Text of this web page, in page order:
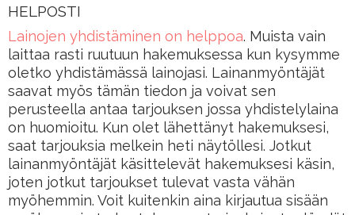
HELPOSTI
Lainojen yhdistäminen on helppoa. Muista vain
laittaa rasti ruutuun hakemuksessa kun kysymme
oletko yhdistämässä lainojasi. Lainanmyöntäjät
saavat myös tämän tiedon ja voivat sen
perusteella antaa tarjouksen jossa yhdistelylaina
on huomioitu. Kun olet lähettänyt hakemuksesi,
saat tarjouksia melkein heti näytöllesi. Jotkut
lainanmyöntäjät käsittelevät hakemuksesi käsin,
joten jotkut tarjoukset tulevat vasta vähän
myöhemmin. Voit kuitenkin aina kirjautua sisään